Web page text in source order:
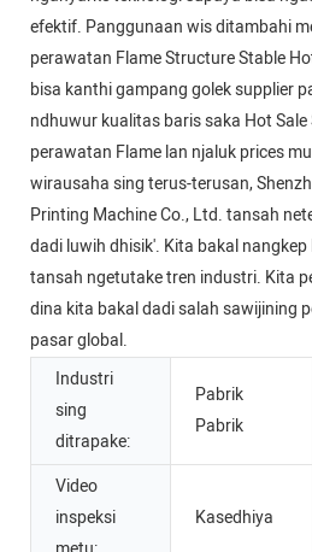
efektif. Panggunaan wis ditambahi
perawatan Flame Structure Stable
bisa kanthi gampang golek supplier
ndhuwur kualitas baris saka Hot
perawatan Flame lan njaluk prices
wirausaha sing terus-terusan,
Printing Machine Co., Ltd. tansah
dadi luwih dhisik'. Kita bakal
tansah ngetutake tren industri. Kita
dina kita bakal dadi salah sawijining
pasar global.
Industri
sing
ditrapake:
Pabrik
Pabrik
Video
inspeksi
Kasedhiya